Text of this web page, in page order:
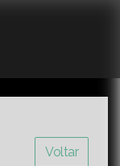
Voltar